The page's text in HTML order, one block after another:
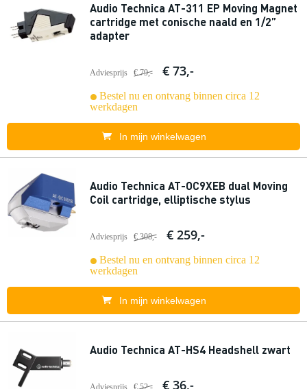
Audio Technica AT-311 EP Moving Magnet
cartridge met conische naald en 1/2”
adapter
Adviesprijs € 79,- € 73,-
Bestel nu en ontvang binnen circa 12
werkdagen
In mijn winkelwagen
Audio Technica AT-OC9XEB dual Moving
Coil cartridge, elliptische stylus
Adviesprijs € 308,- € 259,-
Bestel nu en ontvang binnen circa 12
werkdagen
In mijn winkelwagen
Audio Technica AT-HS4 Headshell zwart
Adviesprijs € 52,- € 36,-